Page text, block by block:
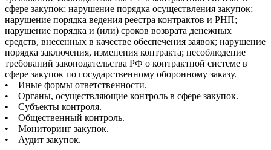
сфере закупок; нарушение порядка осуществления закупок;
нарушение порядка ведения реестра контрактов и РНП;
нарушение порядка и (или) сроков возврата денежных
средств, внесенных в качестве обеспечения заявок; нарушение
порядка заключения, изменения контракта; несоблюдение
требований законодательства РФ о контрактной системе в
сфере закупок по государственному оборонному заказу.
• Иные формы ответственности.
• Органы, осуществляющие контроль в сфере закупок.
• Субъекты контроля.
• Общественный контроль.
• Мониторинг закупок.
• Аудит закупок.